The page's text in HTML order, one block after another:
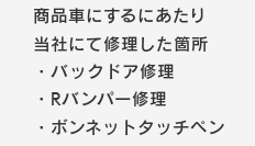
商品車にするにあたり
当社にて修理した箇所
・バックドア修理
・Rバンパー修理
・ボンネットタッチペン